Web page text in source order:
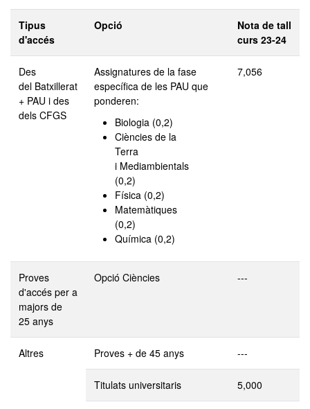
Tipus
d'accés
Opció
Nota de tall
curs 23-24
Des
del Batxillerat
+ PAU i des
dels CFGS
Assignatures de la fase
específica de les PAU que
ponderen:
Biologia (0,2)
Ciències de la
Terra
i Mediambientals
(0,2)
Física (0,2)
Matemàtiques
(0,2)
Química (0,2)
7,056
Proves
d'accés per a
majors de
25 anys
Opció Ciències ---
Altres Proves + de 45 anys ---
Titulats universitaris 5,000